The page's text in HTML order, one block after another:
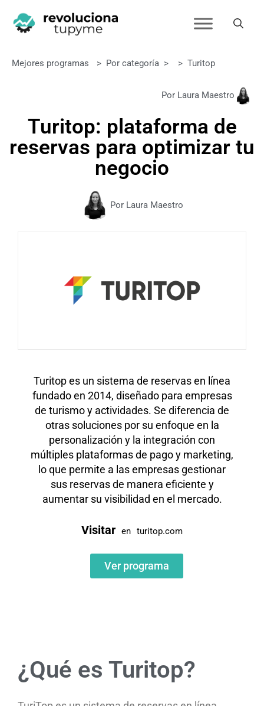
Mejores programas > Por categoría > > Turitop
Por Laura Maestro
Turitop: plataforma de
reservas para optimizar tu
negocio
Por Laura Maestro
Turitop es un sistema de reservas en línea
fundado en 2014, diseñado para empresas
de turismo y actividades. Se diferencia de
otras soluciones por su enfoque en la
personalización y la integración con
múltiples plataformas de pago y marketing,
lo que permite a las empresas gestionar
sus reservas de manera eficiente y
aumentar su visibilidad en el mercado.
Visitar en turitop.com
Ver programa
¿Qué es Turitop?